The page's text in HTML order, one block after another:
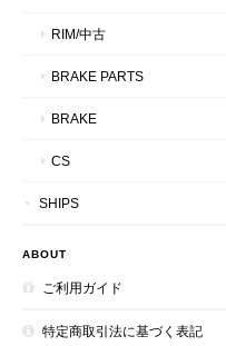
RIM/中古
BRAKE PARTS
BRAKE
CS
SHIPS
ABOUT
ご利用ガイド
特定商取引法に基づく表記